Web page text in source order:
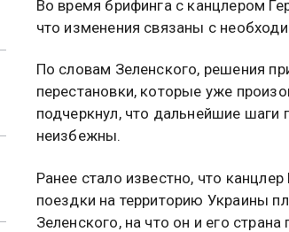
Во время брифинга с канцлером
что изменения связаны с
По словам Зеленского, решения
перестановки, которые уже
подчеркнул, что дальнейшие
неизбежны.
Ранее стало известно, что
поездки на территорию Украины
Зеленского, на что он и его